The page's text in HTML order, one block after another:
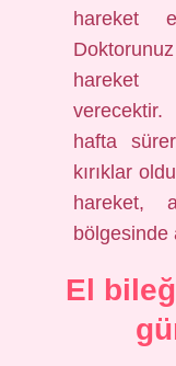
hareket
hareket
hafta
kırıklar
hareket,
bölgesinde
El